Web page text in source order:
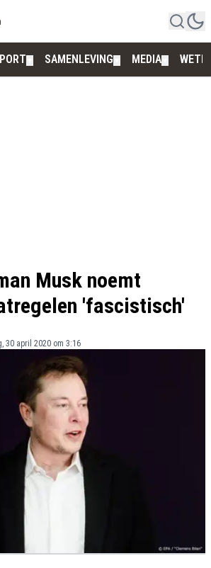
SAMENLEVING MEDIA
Musk noemt
'fascistisch'
30 april 2020 om 3:16